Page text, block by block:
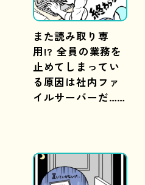
また読み取り専
用!? 全員の業務を
止めてしまってい
る原因は社内ファ
イルサーバーだ……